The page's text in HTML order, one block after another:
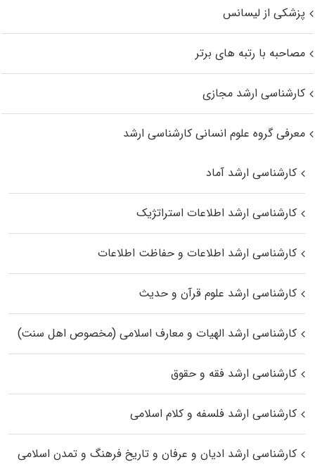
پزشکی از لیسانس
مصاحبه با رتبه های برتر
کارشناسی ارشد مجازی
معرفی گروه علوم انسانی کارشناسی ارشد
کارشناسی ارشد آماد
کارشناسی ارشد اطلاعات استراتژیک
کارشناسی ارشد اطلاعات و حفاظت اطلاعات
کارشناسی ارشد علوم قرآن و حدیث
کارشناسی ارشد الهیات و معارف اسلامی (مخصوص اهل سنت)
کارشناسی ارشد فقه و حقوق
کارشناسی ارشد فلسفه و کلام اسلامی
کارشناسی ارشد ادیان و عرفان و تاریخ فرهنگ و تمدن اسلامی